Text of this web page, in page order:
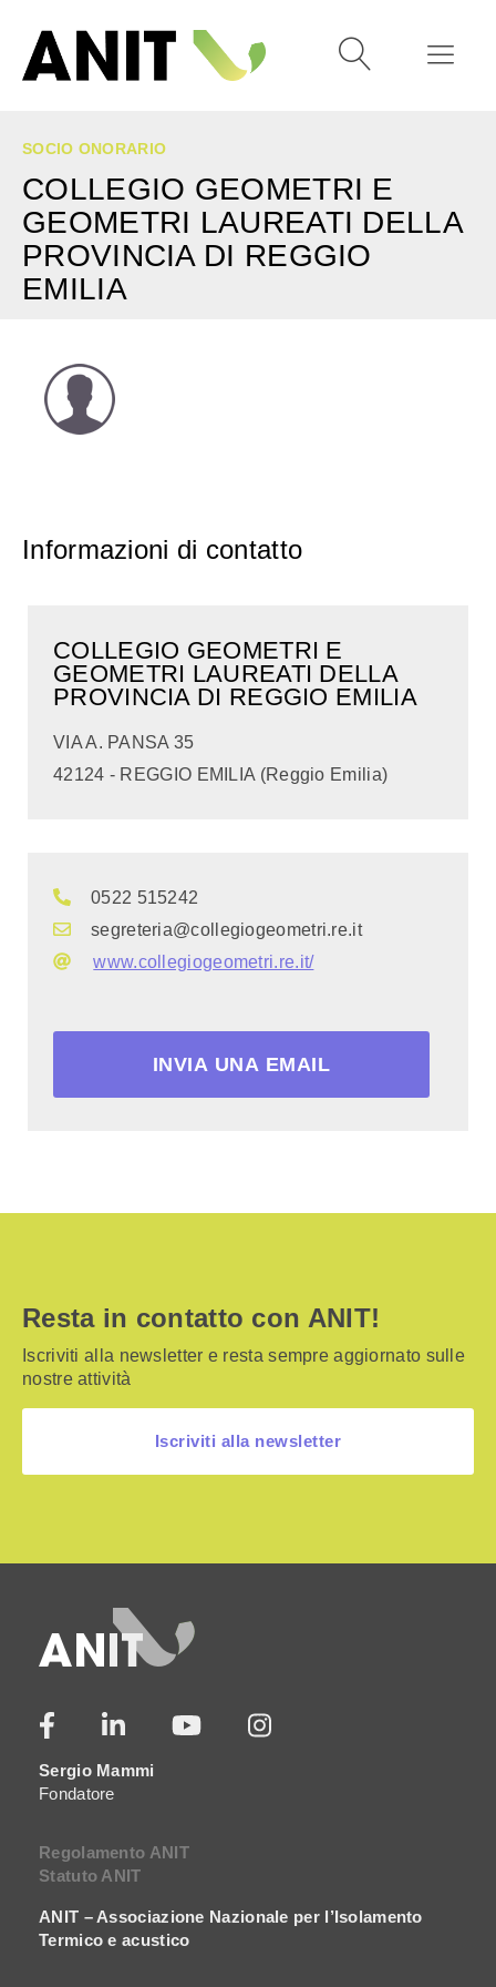
SOCIO ONORARIO
COLLEGIO GEOMETRI E
GEOMETRI LAUREATI DELLA
PROVINCIA DI REGGIO
EMILIA
Informazioni di contatto
COLLEGIO GEOMETRI E
GEOMETRI LAUREATI DELLA
PROVINCIA DI REGGIO EMILIA
VIA A. PANSA 35
42124 - REGGIO EMILIA (Reggio Emilia)
0522 515242
segreteria@collegiogeometri.re.it
www.collegiogeometri.re.it/
INVIA UNA EMAIL
Resta in contatto con ANIT!
Iscriviti alla newsletter e resta sempre aggiornato sulle
nostre attività
Iscriviti alla newsletter
Sergio Mammi
Fondatore
Regolamento ANIT
Statuto ANIT
ANIT – Associazione Nazionale per l’Isolamento
Termico e acustico